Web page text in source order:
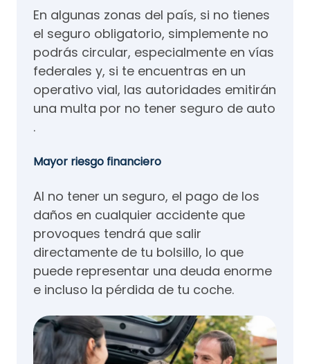
En algunas zonas del país, si no tienes
el seguro obligatorio, simplemente no
podrás circular, especialmente en vías
federales y, si te encuentras en un
operativo vial, las autoridades emitirán
una multa por no tener seguro de auto​
.
Mayor riesgo financiero
Al no tener un seguro, el pago de los
daños en cualquier accidente que
provoques tendrá que salir
directamente de tu bolsillo, lo que
puede representar una deuda enorme
e incluso la pérdida de tu coche.